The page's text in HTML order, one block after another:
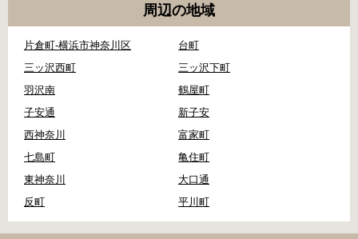
周辺の地域
片倉町-横浜市神奈川区
台町
三ッ沢西町
三ッ沢下町
羽沢南
鶴屋町
子安通
新子安
西神奈川
富家町
七島町
亀住町
東神奈川
大口通
反町
平川町